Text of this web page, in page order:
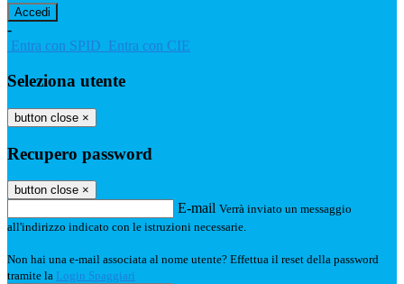
-
Entra con SPID Entra con CIE
Seleziona utente
button close ×
Recupero password
button close ×
E-mail Verrà inviato un messaggio
all'indirizzo indicato con le istruzioni necessarie.
Non hai una e-mail associata al nome utente? Effettua il reset della password
tramite la Login Spaggiari